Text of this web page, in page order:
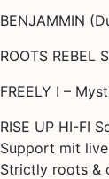
BENJAMMIN
ROOTS REBEL
FREELY I –
RISE UP HI-FI
Support mit
Strictly roots &